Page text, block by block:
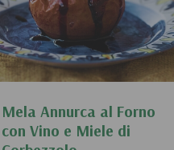
Mela Annurca al Forno
con Vino e Miele di